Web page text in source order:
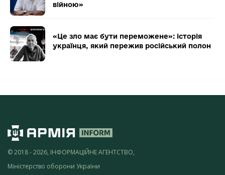
війною»
«Це зло має бути переможене»: історія
українця, який пережив російський полон
© 2018 - 2026, ІНФОРМАЦІЙНЕ АГЕНТСТВО,
Міністерство оборони України